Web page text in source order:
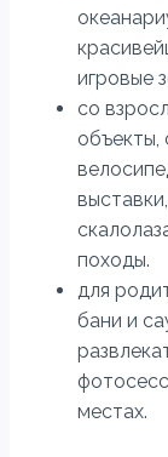
игровые
со
объекты,
походы.
для
бани и
местах.